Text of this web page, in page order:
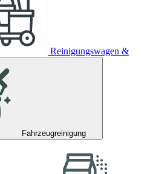
Reinigungswagen &
Fahrzeugreinigung